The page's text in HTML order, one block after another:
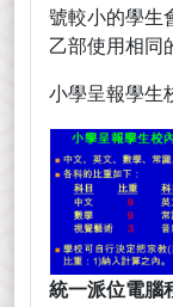
號較小的學生
乙部使用相同
小學呈報學生
統一派位電腦